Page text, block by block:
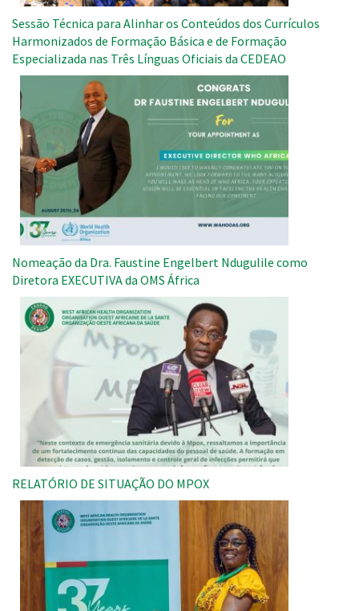
Sessão Técnica para Alinhar os Conteúdos dos Currículos
Harmonizados de Formação Básica e de Formação
Especializada nas Três Línguas Oficiais da CEDEAO
Imagem
Nomeação da Dra. Faustine Engelbert Ndugulile como
Diretora EXECUTIVA da OMS África
Imagem
RELATÓRIO DE SITUAÇÃO DO MPOX
Imagem